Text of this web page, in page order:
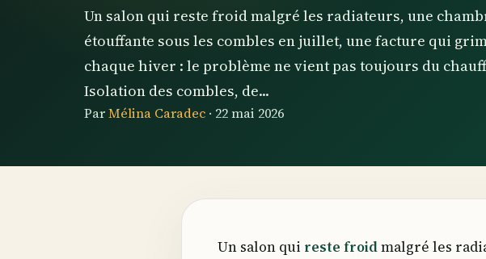
Un salon qui reste froid malgré les radiateurs, une
étouffante sous les combles en juillet, une facture qui
chaque hiver : le problème ne vient pas toujours du
Isolation des combles, de...
ParMélina Caradec · 22 mai 2026
Un salon qui reste froidmalgré les